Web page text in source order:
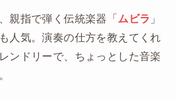
親指で弾く伝統楽器「 ムビラ 」
人気。演奏の仕方を教えてくれ
ンドリーで、ちょっとした音楽